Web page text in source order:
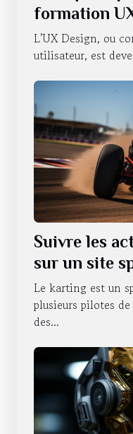
formation
L’UX Design, ou
utilisateur, est
Suivre les
sur un site
sont les
découlent ?
Le karting est un
plusieurs pilotes
des...